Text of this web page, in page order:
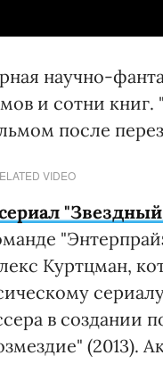
научно-
и сотни книг.
после
VIDEO
Куртцман,
в
(2013).